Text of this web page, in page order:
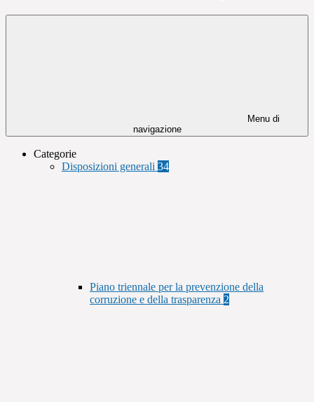
Menu di
navigazione
Categorie
Disposizioni generali 34
Piano triennale per la prevenzione della
corruzione e della trasparenza 2